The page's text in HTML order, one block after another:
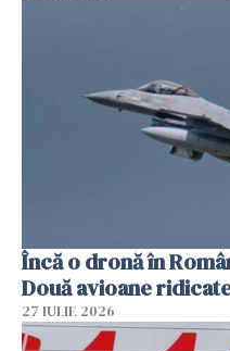
Încă o dronă în
Două avioane
27 IULIE 2026